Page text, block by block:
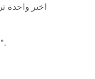
اختر واحدة
اضغط على زر "احسب".